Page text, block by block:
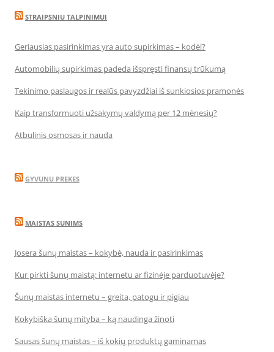
STRAIPSNIU TALPINIMUI
Geriausias pasirinkimas yra auto supirkimas – kodėl?
Automobilių supirkimas padeda išspręsti finansų trūkumą
Tekinimo paslaugos ir realūs pavyzdžiai iš sunkiosios pramonės
Kaip transformuoti užsakymų valdymą per 12 mėnesių?
Atbulinis osmosas ir nauda
GYVUNU PREKES
MAISTAS SUNIMS
Josera šunų maistas – kokybė, nauda ir pasirinkimas
Kur pirkti šunų maistą: internetu ar fizinėje parduotuvėje?
Šunų maistas internetu – greita, patogu ir pigiau
Kokybiška šunų mityba – ką naudinga žinoti
Sausas šunų maistas – iš kokių produktų gaminamas